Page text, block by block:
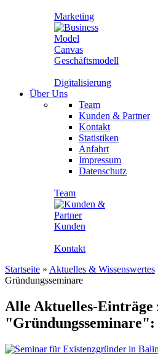
Marketing
Geschäftsmodell
Digitalisierung
Über Uns
Team
Kunden & Partner
Kontakt
Statistiken
Anfahrt
Impressum
Datenschutz
Team
Kunden
Kontakt
Startseite » Aktuelles & Wissenswertes
Gründungsseminare
Alle Aktuelles-Einträge
"Gründungsseminare":